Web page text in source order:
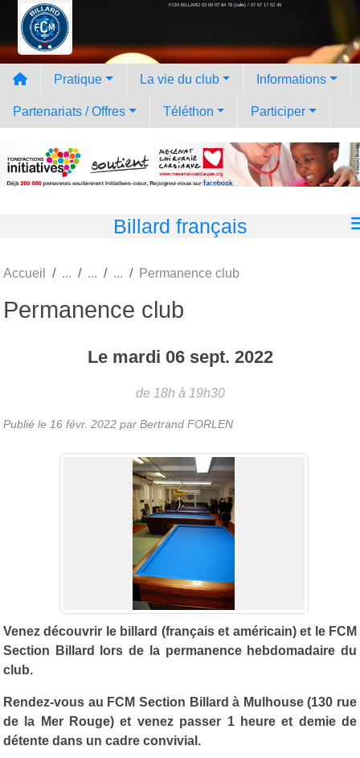
FCM BILLARD 03 69 07 84 78 (salle) / 07 67 17 52 49
Pratique La vie du club Informations
Partenariats / Offres Téléthon Participer
Billard français
Accueil Permanence club
Permanence club
Le mardi 06 sept. 2022
de 18h à 19h30
Publié le 16 févr. 2022 par Bertrand FORLEN
Venez découvrir le billard (français et américain) et le FCM
Section Billard lors de la permanence hebdomadaire du
club.
Rendez-vous au FCM Section Billard à Mulhouse (130 rue
de la Mer Rouge) et venez passer 1 heure et demie de
détente dans un cadre convivial.
Panneau de gestion des cookies